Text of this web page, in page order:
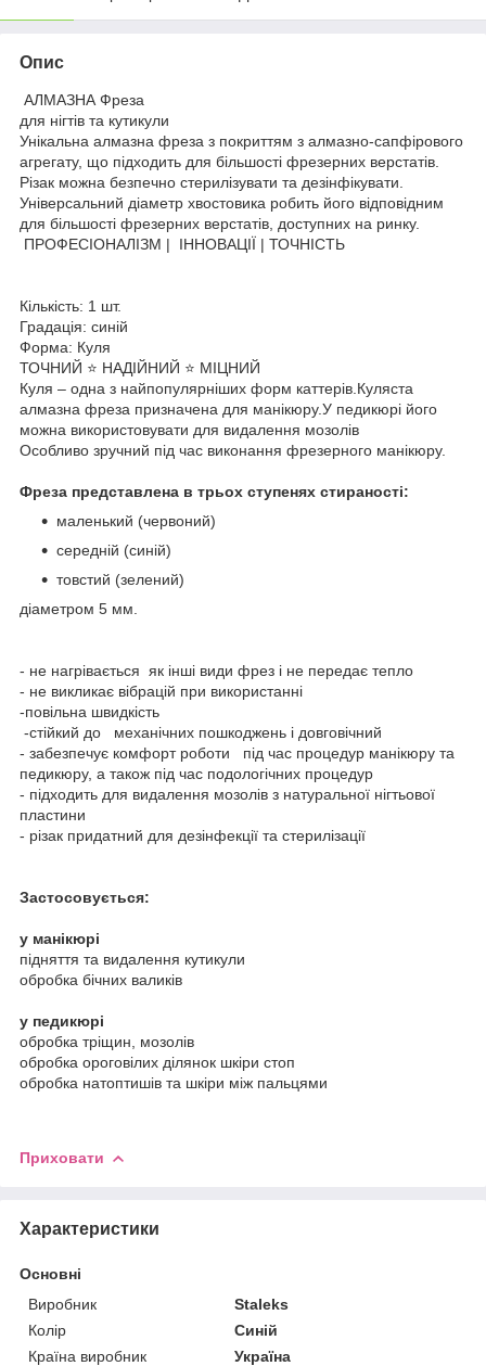
Опис
АЛМАЗНА Фреза
для нігтів та кутикули
Унікальна алмазна фреза з покриттям з алмазно-сапфірового
агрегату, що підходить для більшості фрезерних верстатів.
Різак можна безпечно стерилізувати та дезінфікувати.
Універсальний діаметр хвостовика робить його відповідним
для більшості фрезерних верстатів, доступних на ринку.
ПРОФЕСІОНАЛІЗМ | ІННОВАЦІЇ | ТОЧНІСТЬ
Кількість: 1 шт.
Градація: синій
Форма: Куля
ТОЧНИЙ ⭐ НАДІЙНИЙ ⭐ МІЦНИЙ
Куля – одна з найпопулярніших форм каттерів.Куляста
алмазна фреза призначена для манікюру.У педикюрі його
можна використовувати для видалення мозолів
Особливо зручний під час виконання фрезерного манікюру.
Фреза представлена ​​в трьох ступенях стираності:
маленький (червоний)
середній (синій)
товстий (зелений)
діаметром 5 мм.
- не нагрівається як інші види фрез і не передає тепло
- не викликає вібрацій при використанні
-повільна швидкість
-стійкий до механічних пошкоджень і довговічний
- забезпечує комфорт роботи під час процедур манікюру та
педикюру, а також під час подологічних процедур
- підходить для видалення мозолів з натуральної нігтьової
пластини
- різак придатний для дезінфекції та стерилізації
Застосовується:
у манікюрі
підняття та видалення кутикули
обробка бічних валиків
у педикюрі
обробка тріщин, мозолів
обробка ороговілих ділянок шкіри стоп
обробка натоптишів та шкіри між пальцями
Приховати
Характеристики
Основні
Виробник
Staleks
Колір
Синій
Країна виробник
Україна